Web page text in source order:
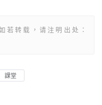
若转载，请注明出处：
課堂